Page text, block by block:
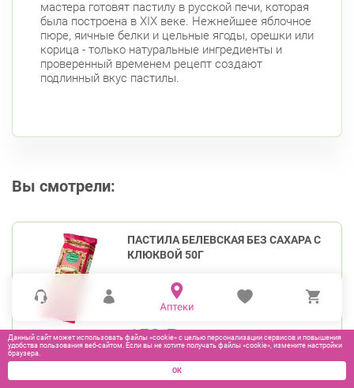
мастера готовят пастилу в русской печи, которая
была построена в XIX веке. Нежнейшее яблочное
пюре, яичные белки и цельные ягоды, орешки или
корица - только натуральные ингредиенты и
проверенный временем рецепт создают
подлинный вкус пастилы.
Вы смотрели:
ПАСТИЛА БЕЛЕВСКАЯ БЕЗ САХАРА С
КЛЮКВОЙ 50Г
158₽
Данный сайт может использовать файлы «cookie» с целью персонализации сервисов и повышения
удобства пользования веб-сайтом. Если вы не хотите получать файлы «cookie», измените настройки
браузера.
ОК